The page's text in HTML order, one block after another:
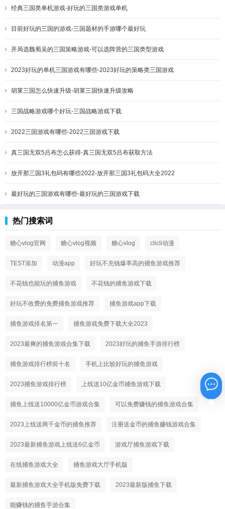
经典三国类单机游戏-好玩的三国类游戏单机
目前好玩的三国的游戏-三国题材的手游哪个最好玩
开局选魏蜀吴的三国策略游戏-可以选阵营的三国类型游戏
2023好玩的单机三国游戏有哪些-2023好玩的策略类三国游戏
胡莱三国怎么快速升级-胡莱三国快速升级攻略
三国战略游戏哪个好玩-三国战略游戏下载
2022三国游戏有哪些-2022三国游戏下载
真三国无双5吕布怎么获得-真三国无双5吕布获取方法
放开那三国3礼包码有哪些2022-放开那三国3礼包码大全2022
最好玩的三国游戏有哪些-最好玩的三国游戏下载
热门搜索词
糖心vlog官网 糖心vlog视频 糖心vlog clicli动漫
TEST添加 动漫app 好玩不充钱爆率高的捕鱼游戏推荐
不花钱也能玩的捕鱼游戏 不花钱的捕鱼游戏下载
好玩不收费的免费捕鱼游戏推荐 捕鱼游戏app下载
捕鱼游戏排名第一 捕鱼游戏免费下载大全2023
2023最爽的捕鱼游戏合集下载 2023好玩的捕鱼手游排行榜
捕鱼游戏排行榜前十名 手机上比较好玩的捕鱼游戏
2023捕鱼游戏排行榜 上线送10亿金币捕鱼游戏下载
捕鱼上线送10000亿金币游戏合集 可以免费赚钱的捕鱼游戏合集
2023上线送两千金币的捕鱼推荐 注册送金币的捕鱼赚钱游戏合集
2023最新捕鱼游戏上线送6亿金币 游戏厅捕鱼游戏下载
在线捕鱼游戏大全 捕鱼游戏大厅手机版
最新捕鱼游戏大全手机版免费下载 2023最新版捕鱼下载
能赚钱的捕鱼手游合集